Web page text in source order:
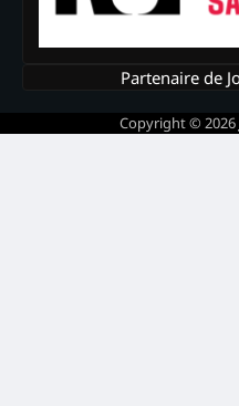
Partenaire de
Copyright © 2026